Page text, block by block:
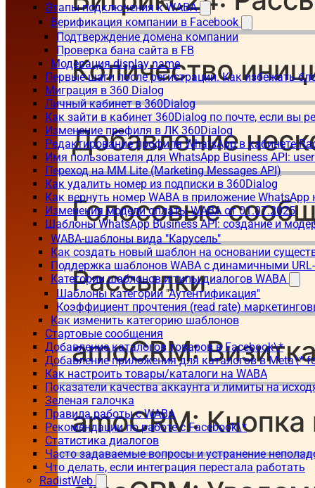
Этапы подключения к WABA
Верификация компании в Facebook
Подтверждение домена компании
Проверка бана сайта в FB
Модерация display name
Первые шаги после регистрации. Как избежать
Миграция в 360 Dialog
Личный кабинет в 360Dialog
Как зайти в кабинет 360Dialog по почте, если вы
Изменение профиля в ЛК 360Dialog
Редактирование профиля WhatsApp в кабинете
Имя пользователя для WhatsApp Business API:
Переход на MM Lite (Marketing Messages API)
Как удалить номер из подписки в 360Dialog
Как вернуть номер WABA в приложение WhatsApp
Изменения модели оплаты WABA от 01.07.2025
Шаблоны WhatsApp Business API: создание и
WABA-шаблоны вида "Карусель"
Как создать новый шаблон на основании
Поддержка шаблонов WABA с динамичными
Категории шаблонов и типы диалогов WABA
Шаблоны категории "Аутентификация"
Коэффициент прочтения (read rate)
Как изменить категорию шаблонов
Стартовые сообщения
Добавление каталогов товаров в Facebook\*
Добавление приложения для каталогов в Meta\*
Как настроить товары/каталоги на WABA
Показатели качества аккаунта и лимиты на
Зеленая галочка
Правила работы с WABA
Рекомендации по работе с Facebook\*
Статистика диалогов
Часто задаваемые вопросы и устранение
Что делать, если интеграция перестала работать
RadistWeb